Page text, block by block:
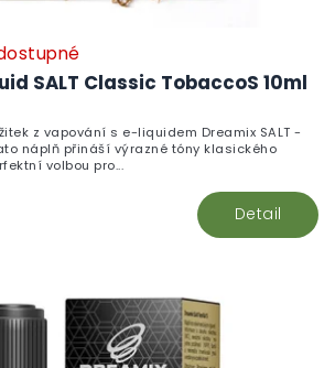
SALT Classic TobaccoS 10ml
Detail
z vapování s e-liquidem Dreamix SALT -
náplň přináší výrazné tóny klasického
volbou pro...